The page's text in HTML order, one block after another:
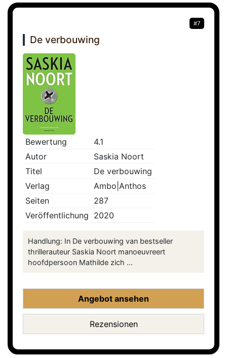
#7
De verbouwing
Bewertung
4.1
Autor
Saskia Noort
Titel
De verbouwing
Verlag
Ambo|Anthos
Seiten
287
Veröffentlichung 2020
Handlung: In De verbouwing van bestseller
thrillerauteur Saskia Noort manoeuvreert
hoofdpersoon Mathilde zich ...
Angebot ansehen
Rezensionen